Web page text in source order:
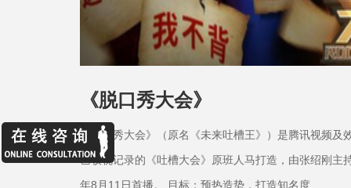
《脱口秀大会》
《脱口秀大会》（原名《未来吐槽王》）是腾讯视频
艺收视记录的《吐槽大会》原班人马打造，由张绍刚
年8月11日首播。 目标：预热造势，打造知名度